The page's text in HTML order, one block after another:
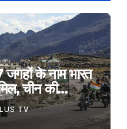
के नाम भारत
चीन की
उठाया कदम​on
1:30 am
TV